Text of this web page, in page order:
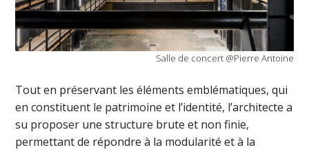
Salle de concert @Pierre Antoine
Tout en préservant les éléments emblématiques, qui
en constituent le patrimoine et l’identité, l’architecte a
su proposer une structure brute et non finie,
permettant de répondre à la modularité et à la